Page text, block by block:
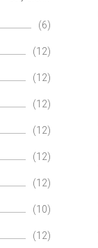
(6)
(12)
(12)
(12)
(12)
(12)
(12)
(10)
(12)